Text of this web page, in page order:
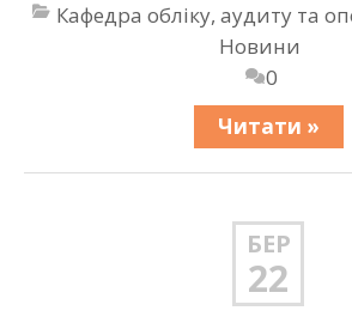
Кафедра обліку, аудиту та
Новини
0
Читати »
БЕР
22